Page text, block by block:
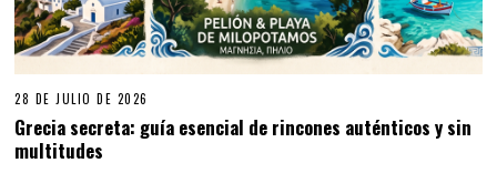
28 DE JULIO DE 2026
Grecia secreta: guía esencial de rincones auténticos y sin
multitudes